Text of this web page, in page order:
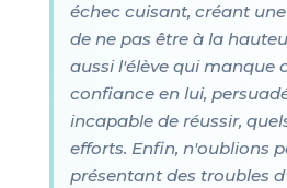
échec cuisant, créant
de ne pas être à la
aussi l'élève qui manque
confiance en lui,
incapable de réussir,
efforts. Enfin, n'oublions
présentant des troubles